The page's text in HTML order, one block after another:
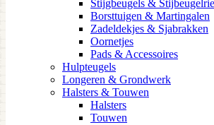
Stijgbeugels &
Borsttuigen & Martingalen
Zadeldekjes & Sjabrakken
Oornetjes
Pads & Accessoires
Hulpteugels
Longeren & Grondwerk
Halsters & Touwen
Halsters
Touwen